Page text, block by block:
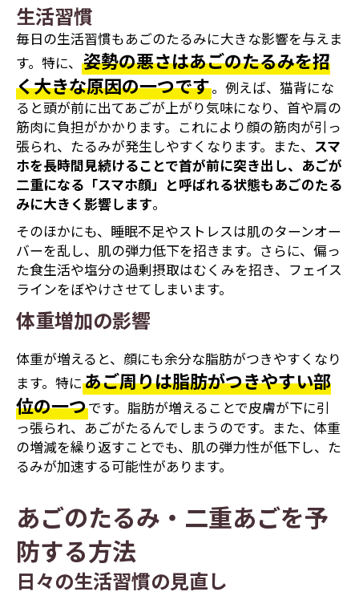
生活習慣
毎日の生活習慣もあごのたるみに大きな影響を与えま
す。特に、 姿勢の悪さはあごのたるみを招
く大きな原因の一つです。例えば、猫背にな
ると頭が前に出てあごが上がり気味になり、首や肩の
筋肉に負担がかかります。これにより顔の筋肉が引っ
張られ、たるみが発生しやすくなります。また、 スマ
ホを長時間見続けることで首が前に突き出し、あごが
二重になる「スマホ顔」と呼ばれる状態もあごのたる
みに大きく影響します。
そのほかにも、睡眠不足やストレスは肌のターンオー
バーを乱し、肌の弾力低下を招きます。さらに、偏っ
た食生活や塩分の過剰摂取はむくみを招き、フェイス
ラインをぼやけさせてしまいます。
体重増加の影響
体重が増えると、顔にも余分な脂肪がつきやすくなり
ます。特にあご周りは脂肪がつきやすい部
位の一つです。脂肪が増えることで皮膚が下に引
っ張られ、あごがたるんでしまうのです。また、体重
の増減を繰り返すことでも、肌の弾力性が低下し、た
るみが加速する可能性があります。
あごのたるみ・二重あごを予
防する方法
日々の生活習慣の見直し